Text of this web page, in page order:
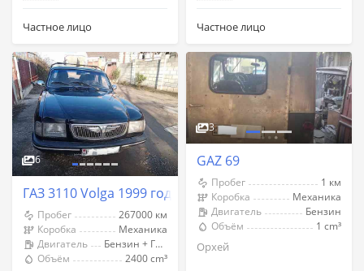
Частное лицо Частное лицо
6
ГАЗ 3110 Volga 1999 год Слободзея
Пробег
267000 км
Коробка
Механика
Двигатель
Бензин + Газ (Метан)
Объём
2400 cm³
3
GAZ 69
Пробег
1 км
Коробка
Механика
Двигатель
Бензин
Объём
1 cm³
Орхей